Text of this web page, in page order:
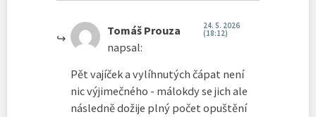
Tomáš Prouza
napsal:
24. 5. 2026
(18:12)
Pět vajíček a vylíhnutých čápat není
nic výjimečného - málokdy se jich ale
následně dožije plný počet opuštění